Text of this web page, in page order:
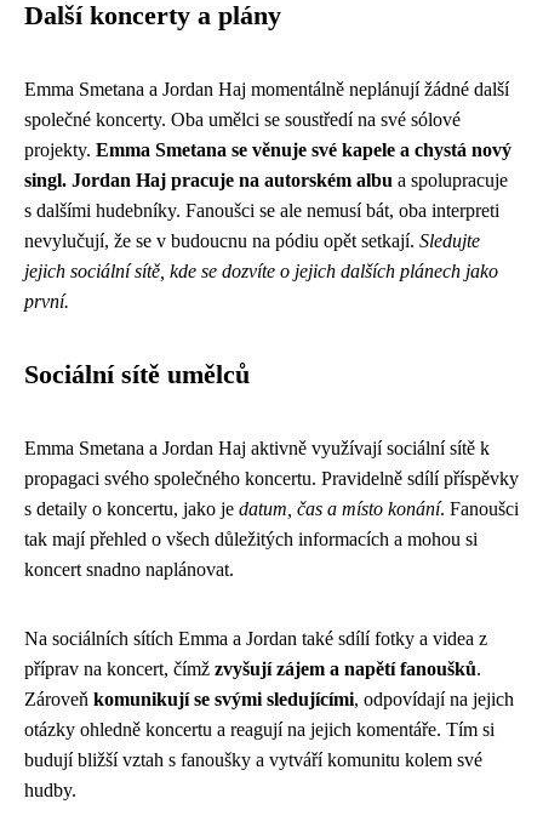
Další koncerty a plány
Emma Smetana a Jordan Haj momentálně neplánují žádné další
společné koncerty. Oba umělci se soustředí na své sólové
projekty. Emma Smetana se věnuje své kapele a chystá nový
singl. Jordan Haj pracuje na autorském albu a spolupracuje
s dalšími hudebníky. Fanoušci se ale nemusí bát, oba interpreti
nevylučují, že se v budoucnu na pódiu opět setkají. Sledujte
jejich sociální sítě, kde se dozvíte o jejich dalších plánech jako
první.
Sociální sítě umělců
Emma Smetana a Jordan Haj aktivně využívají sociální sítě k
propagaci svého společného koncertu. Pravidelně sdílí příspěvky
s detaily o koncertu, jako je datum, čas a místo konání. Fanoušci
tak mají přehled o všech důležitých informacích a mohou si
koncert snadno naplánovat.
Na sociálních sítích Emma a Jordan také sdílí fotky a videa z
příprav na koncert, čímž zvyšují zájem a napětí fanoušků.
Zároveň komunikují se svými sledujícími, odpovídají na jejich
otázky ohledně koncertu a reagují na jejich komentáře. Tím si
budují bližší vztah s fanoušky a vytváří komunitu kolem své
hudby.